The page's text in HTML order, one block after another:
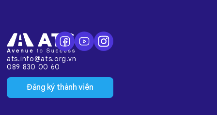
ats.info@ats.org.vn
089 830 00 60
Đăng ký thành viên